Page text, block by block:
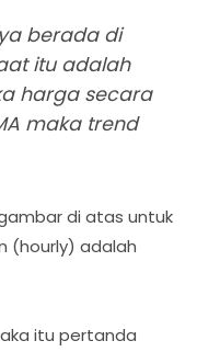
berada di
itu adalah
harga secara
maka trend
di atas untuk
(hourly) adalah
itu pertanda